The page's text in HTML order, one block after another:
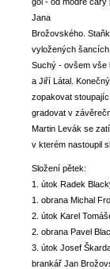
Jana
Brožovského.
vyložených šancích
Suchý - ovšem vše
a Jiří Látal.
zopakovat
gradovat v
Martin Levák se
v kterém nastoupil
Složení pětek:
1. útok Radek
1. obrana Michal
2. útok Karel
2. obrana Pavel
3. útok Josef
brankář Jan